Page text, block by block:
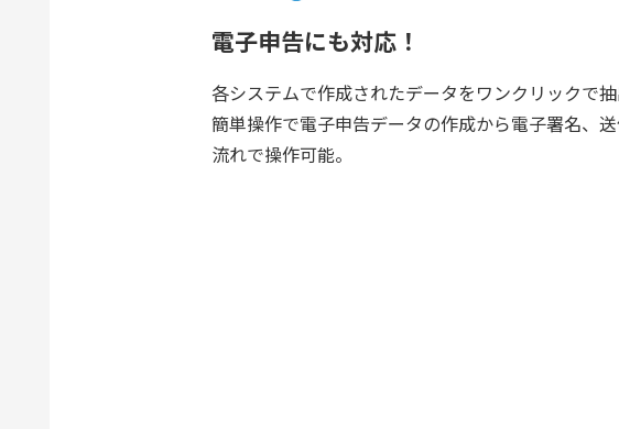
電子申告にも対応！
各システムで作成されたデータをワンクリックで抽
簡単操作で電子申告データの作成から電子署名、
流れで操作可能。